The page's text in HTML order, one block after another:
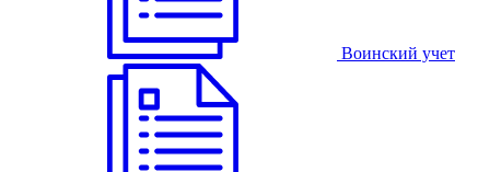
Воинский учет